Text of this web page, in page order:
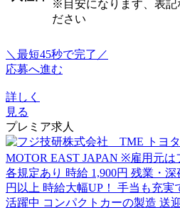
※目安になります、表記
ださい
＼最短45秒で完了／
応募へ進む
詳しく
見る
プレミア求人